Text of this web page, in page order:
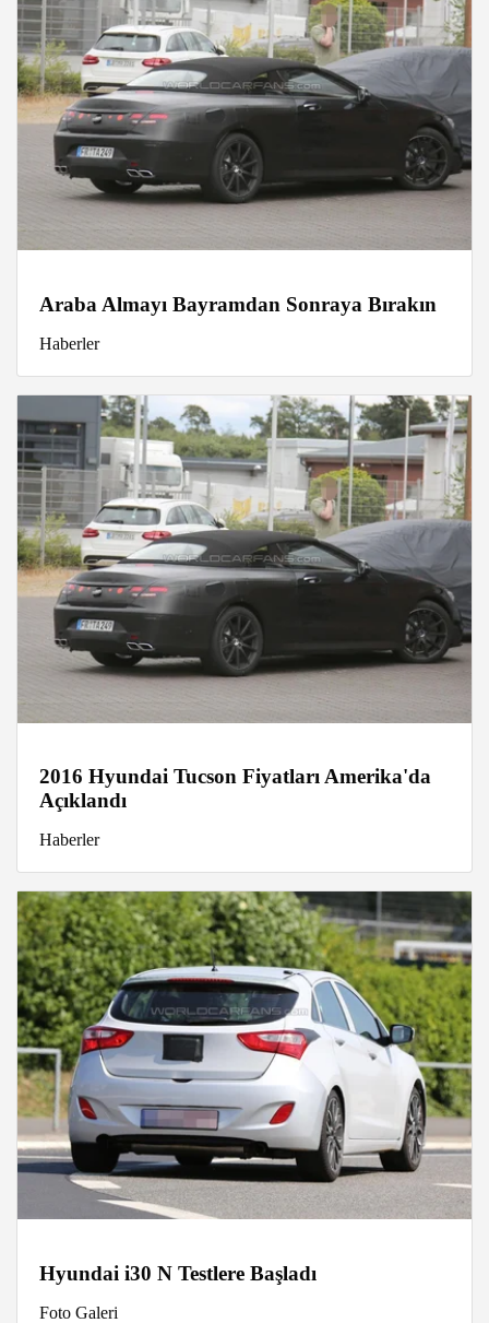
Araba Almayı Bayramdan Sonraya Bırakın
Haberler
2016 Hyundai Tucson Fiyatları Amerika'da
Açıklandı
Haberler
Hyundai i30 N Testlere Başladı
Foto Galeri